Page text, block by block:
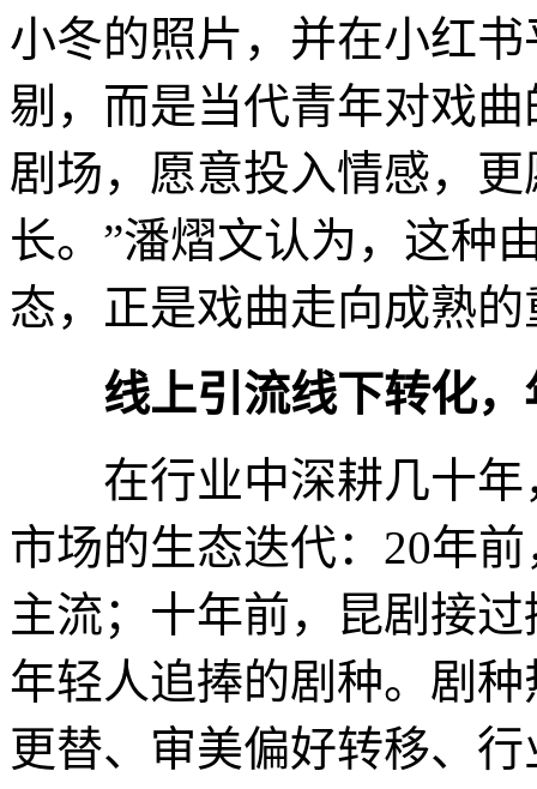
小冬的照片，并在小红
剔，而是当代青年对戏
剧场，愿意投入情感，
长。”潘熠文认为，这种
态，正是戏曲走向成熟
线上引流线下转化
在行业中深耕几十年
市场的生态迭代：20年
主流；十年前，昆剧接
年轻人追捧的剧种。剧
更替、审美偏好转移、